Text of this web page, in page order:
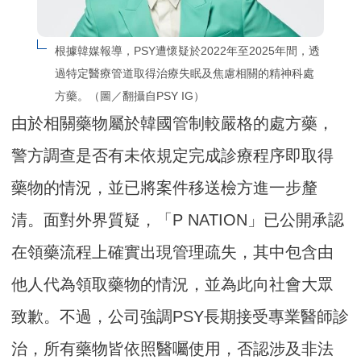
根據韓媒報導，PSY遭懷疑於2022年至2025年間，透
過特定醫療管道取得治療失眠及焦慮相關的精神科處
方藥。（圖／翻攝自PSY IG）
由於相關藥物屬於韓國管制較嚴格的處方藥，
警方調查是否有未依規定完成診療程序即取得
藥物的情況，並已將案件移送檢方進一步釐
清。面對外界質疑，「P NATION」已公開承認
在領藥流程上確實出現管理疏失，其中包含由
他人代為領取藥物的情況，並為此向社會大眾
致歉。不過，公司強調PSY長期接受專業醫師診
治，所有藥物皆依照醫囑使用，否認涉及非法